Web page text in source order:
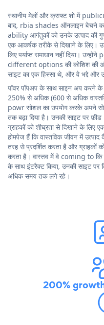
स्थानीय मेलों और क्राफ्ट शो में
बाद, rbia shades ऑनलाइन बेचने
ability आगंतुकों को उनके उत्पाद की
एक आकर्षक तरीके से दिखाने के
लिए पर्याप्त समाधान नहीं दिया।
different options की कोशिश की
साइट का एक हिस्सा थे, और वे भद्दे और
पॉवर पॉपअप के साथ साइन अप करने
250% से अधिक (600 से अधिक
powr सोशल का उपयोग करके अपने
तक बढ़ा दिया है। उनकी साइट पर
ग्राहकों को शीघ्रता से दिखाने के
होमपेज हैं कि वास्तविक जीवन में
तरह से प्रदर्शित करता है और ग्राहकों
करता है। वास्तव में वे coming to कि
के साथ इंटरैक्ट किया, उनकी साइट पर
अधिक समय तक लगे रहे।
200%